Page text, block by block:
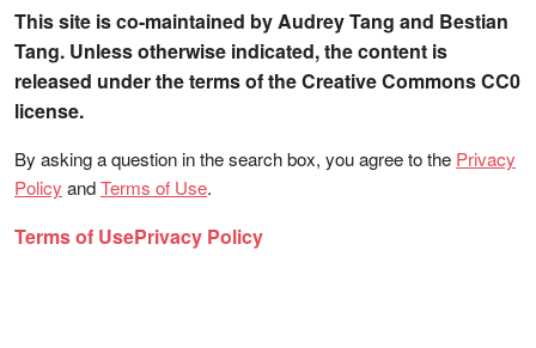
This site is co-maintained by Audrey Tang and Bestian
Tang. Unless otherwise indicated, the content is
released under the terms of the Creative Commons CC0
license.
By asking a question in the search box, you agree to the Privacy
Policy andTerms of Use.
Terms of UsePrivacy Policy